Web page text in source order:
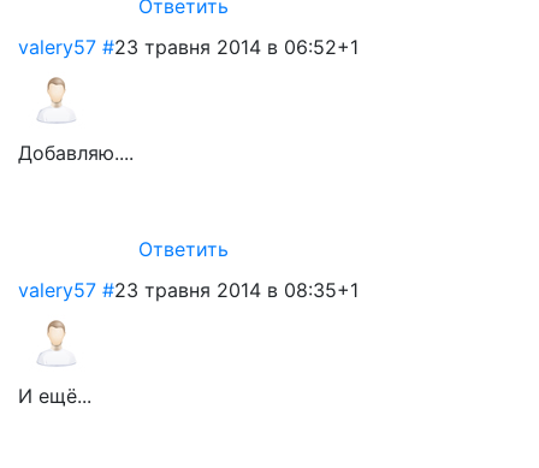
Ответить
valery57 #23 травня 2014 в 06:52+1
Добавляю....
Ответить
valery57 #23 травня 2014 в 08:35+1
И ещё...